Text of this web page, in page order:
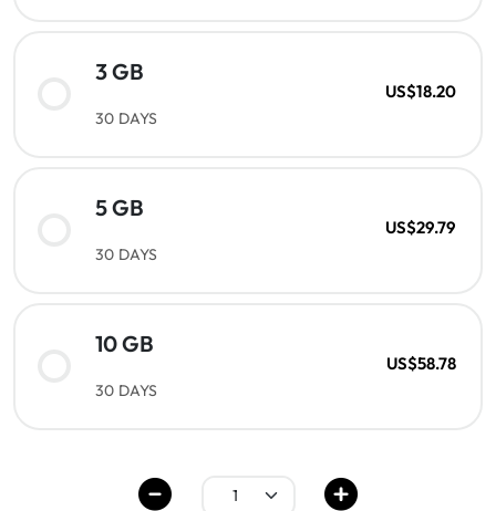
3 GB
30 DAYS
US$18.20
5 GB
30 DAYS
US$29.79
10 GB
30 DAYS
US$58.78